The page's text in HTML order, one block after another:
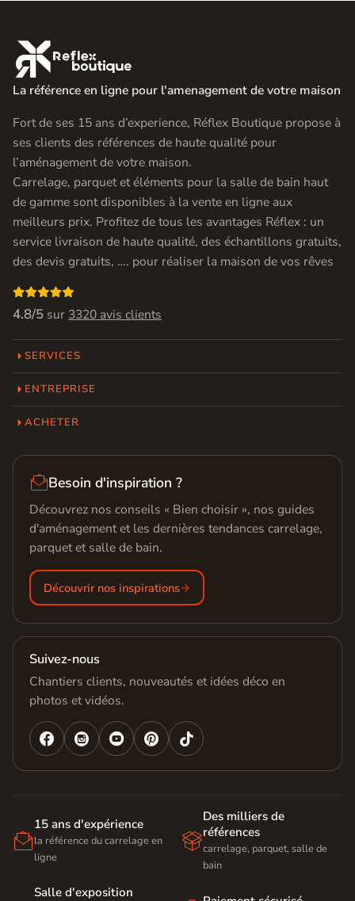

La référence en ligne pour l'amenagement de votre maison
Fort de ses 15 ans d’experience, Réflex Boutique propose à
ses clients des références de haute qualité pour
l’aménagement de votre maison.
Carrelage, parquet et éléments pour la salle de bain haut
de gamme sont disponibles à la vente en ligne aux
meilleurs prix. Profitez de tous les avantages Réflex : un
service livraison de haute qualité, des échantillons gratuits,
des devis gratuits, …. pour réaliser la maison de vos rêves

4.8/5 sur 3320 avis clients
SERVICES
ENTREPRISE
ACHETER
Besoin d'inspiration ?
Découvrez nos conseils « Bien choisir », nos guides
d'aménagement et les dernières tendances carrelage,
parquet et salle de bain.
Découvrir nos inspirations
Suivez-nous
Chantiers clients, nouveautés et idées déco en
photos et vidéos.
   

15 ans d'expérience
la référence du carrelage en
ligne

Des milliers de
références
carrelage, parquet, salle de
bain
Salle d'exposition